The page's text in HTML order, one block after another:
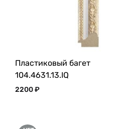
Пластиковый багет
104.4631.13.IQ
2200₽